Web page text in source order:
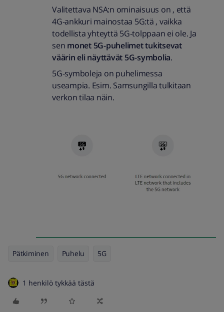
Valitettava NSA:n ominaisuus on , että
4G-ankkuri mainostaa 5G:tä , vaikka
todellista yhteyttä 5G-tolppaan ei ole. Ja
sen monet 5G-puhelimet tukitsevat
väärin eli näyttävät 5G-symbolia.
5G-symboleja on puhelimessa
useampia. Esim. Samsungilla tulkitaan
verkon tilaa näin.
Pätkiminen Puhelu 5G
1 henkilö tykkää tästä